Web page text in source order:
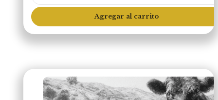
Bistec
(Libre
Pastoreo)
cantidad
Agregar al carrito